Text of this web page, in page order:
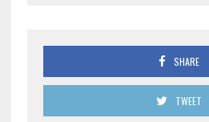
SHARE
TWEET